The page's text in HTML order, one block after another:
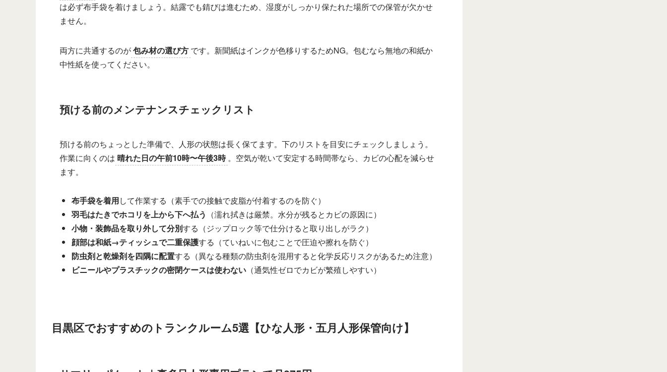
は必ず布手袋を着けましょう。結露でも錆びは進むため、湿度がしっかり保たれた場所での保管が欠かせ
ません。
両方に共通するのが包み材の選び方 です。新聞紙はインクが色移りするためNG。包むなら無地の和紙か
中性紙を使ってください。
預ける前のメンテナンスチェックリスト
預ける前のちょっとした準備で、人形の状態は長く保てます。下のリストを目安にチェックしましょう。
作業に向くのは 晴れた日の午前10時〜午後3時 。空気が乾いて安定する時間帯なら、カビの心配を減らせ
ます。
布手袋を着用して作業する（素手での接触で皮脂が付着するのを防ぐ）
羽毛はたきでホコリを上から下へ払う （濡れ拭きは厳禁。水分が残るとカビの原因に）
小物・装飾品を取り外して分別する（ジップロック等で仕分けると取り出しがラク）
顔部は和紙→ティッシュで二重保護する（ていねいに包むことで圧迫や擦れを防ぐ）
防虫剤と乾燥剤を四隅に配置する（異なる種類の防虫剤を混用すると化学反応リスクがあるため注意）
ビニールやプラスチックの密閉ケースは使わない （通気性ゼロでカビが繁殖しやすい）
目黒区でおすすめのトランクルーム5選【ひな人形・五月人形保管向け】